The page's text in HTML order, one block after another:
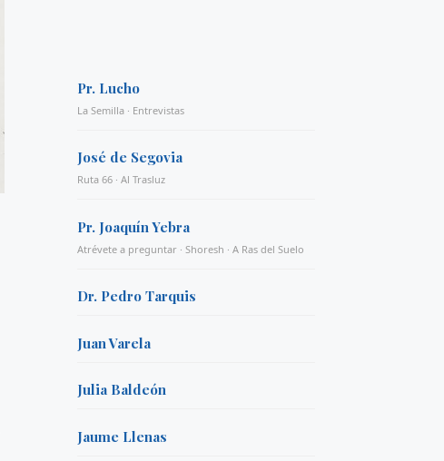
Pr. Lucho
La Semilla · Entrevistas
José de Segovia
Ruta 66 · Al Trasluz
Pr. Joaquín Yebra
Atrévete a preguntar · Shoresh · A Ras del Suelo
Dr. Pedro Tarquis
Juan Varela
Julia Baldeón
Jaume Llenas